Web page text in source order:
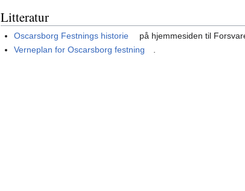
Litteratur
Oscarsborg Festnings historie
på hjemmesiden til
Verneplan for Oscarsborg festning
.